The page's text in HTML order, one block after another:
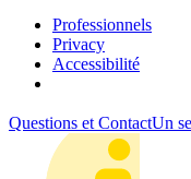
Professionnels
Privacy
Accessibilité
Questions et ContactUn